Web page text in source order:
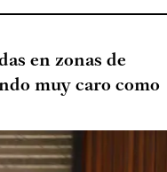
en zonas de
muy caro como